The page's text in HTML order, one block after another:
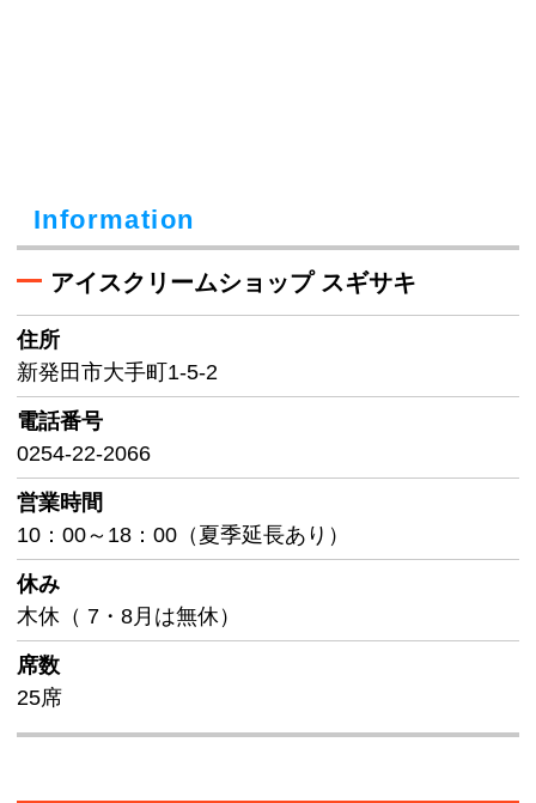
Information
アイスクリームショップ スギサキ
住所
新発田市大手町1-5-2
電話番号
0254-22-2066
営業時間
10：00～18：00（夏季延長あり）
休み
木休（ 7・8月は無休）
席数
25席